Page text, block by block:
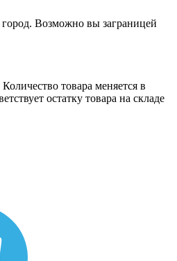
Возможно вы заграницей
Количество товара меняется в
остатку товара на складе